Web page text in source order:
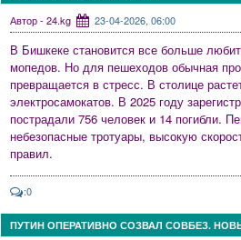
Автор - 24.kg 23-04-2026, 06:00
В Бишкеке становится все больше
мопедов. Но для пешеходов обычная
превращается в стресс. В столице
электросамокатов. В 2025 году
пострадали 756 человек и 14 погибли.
небезопасные тротуары, высокую
правил.
:0
ПУТИН ОПЕРАТИВНО СОЗВАЛ СОВБЕЗ.